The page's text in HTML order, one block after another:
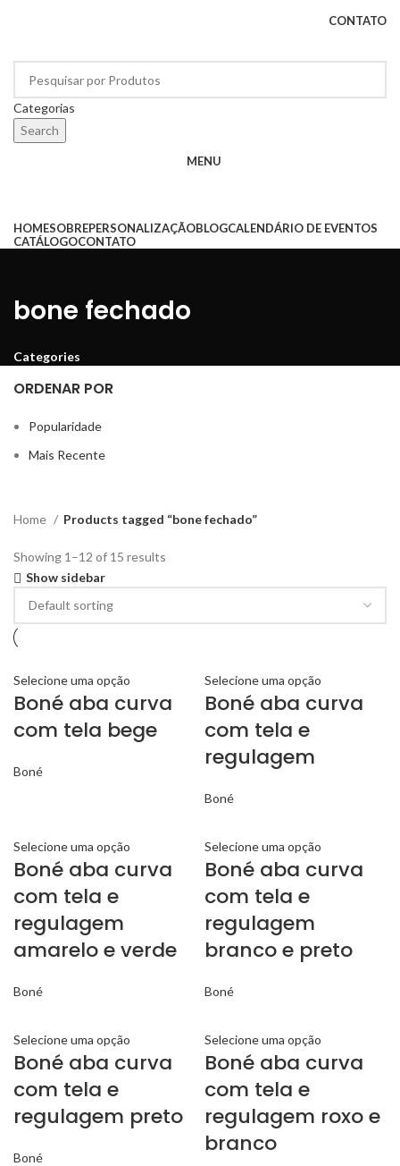
CONTATO
Categorias
Search
MENU
HOMESOBREPERSONALIZAÇÃOBLOGCALENDÁRIO DE EVENTOS
CATÁLOGOCONTATO
bone fechado
Categories
ORDENAR POR
Popularidade
Mais Recente
Home Products tagged “bone fechado”
Showing 1–12 of 15 results
Show sidebar
Selecione uma opção
Boné aba curva
com tela bege
Boné
Selecione uma opção
Boné aba curva
com tela e
regulagem
Boné
Selecione uma opção
Boné aba curva
com tela e
regulagem
amarelo e verde
Boné
Selecione uma opção
Boné aba curva
com tela e
regulagem
branco e preto
Boné
Selecione uma opção
Boné aba curva
com tela e
regulagem preto
Boné
Selecione uma opção
Boné aba curva
com tela e
regulagem roxo e
branco